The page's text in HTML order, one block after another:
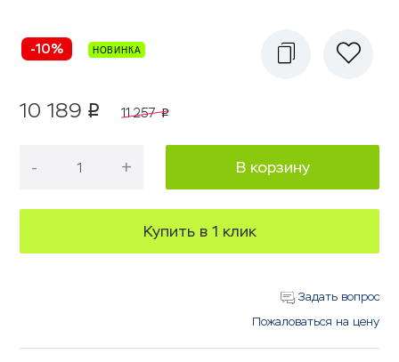
-10%
10 189 p 11 257 p
- + В корзину
Купить в 1 клик
Задать вопрос
Пожаловаться на цену